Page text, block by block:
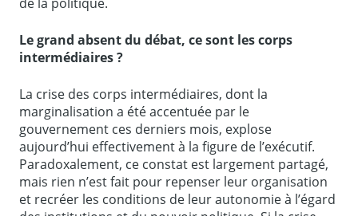
Le grand absent du débat, ce sont les corps
intermédiaires ?
La crise des corps intermédiaires, dont la
marginalisation a été accentuée par le
gouvernement ces derniers mois, explose
aujourd’hui effectivement à la figure de l’exécutif.
Paradoxalement, ce constat est largement partagé,
mais rien n’est fait pour repenser leur organisation
et recréer les conditions de leur autonomie à l’égard